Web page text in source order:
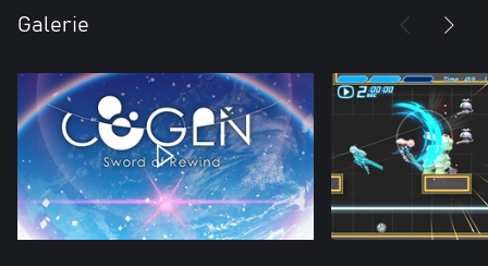
Galerie